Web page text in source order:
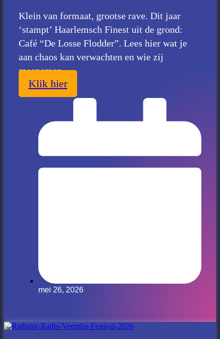
Klein van formaat, grootse rave. Dit jaar
‘stampt’ Haarlemsch Finest uit de grond:
Café “De Losse Flodder”. Lees hier wat je
aan chaos kan verwachten en wie zij
meenemen.
Klik hier
mei 26, 2026